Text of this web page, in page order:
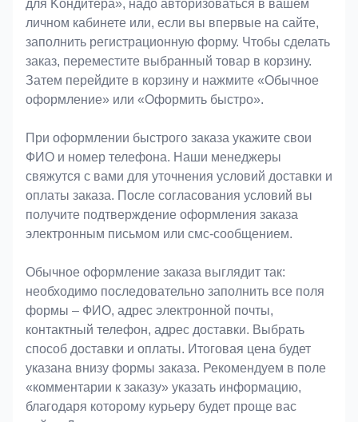
для Koндитeрa», надо авторизоваться в вашем
личном кабинете или, если вы впервые на сайте,
заполнить регистрационную форму. Чтобы сделать
заказ, переместите выбранный товар в корзину.
Затем перейдите в корзину и нажмите «Обычное
оформление» или «Оформить быстро».
При оформлении быстрого заказа укажите свои
ФИО и номер телефона. Наши менеджеры
свяжутся с вами для уточнения условий доставки и
оплаты заказа. После согласования условий вы
получите подтверждение оформления заказа
электронным письмом или смс-сообщением.
Обычное оформление заказа выглядит так:
необходимо последовательно заполнить все поля
формы – ФИО, адрес электронной почты,
контактный телефон, адрес доставки. Выбрать
способ доставки и оплаты. Итоговая цена будет
указана внизу формы заказа. Рекомендуем в поле
«комментарии к заказу» указать информацию,
благодаря которому курьеру будет проще вас